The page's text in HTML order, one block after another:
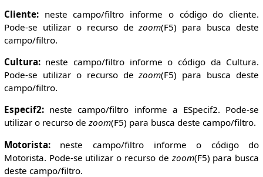
Cliente:neste campo/filtro informe o código do cliente.
Pode-se utilizar o recurso dezoom(F5) para busca deste
campo/filtro.
Cultura:neste campo/filtro informe o código da Cultura.
Pode-se utilizar o recurso dezoom(F5) para busca deste
campo/filtro.
Especif2:neste campo/filtro informe a ESpecif2. Pode-se
utilizar o recurso dezoom(F5) para busca deste campo/filtro.
Motorista:neste campo/filtro informe o código do
Motorista. Pode-se utilizar o recurso de zoom(F5) para busca
deste campo/filtro.